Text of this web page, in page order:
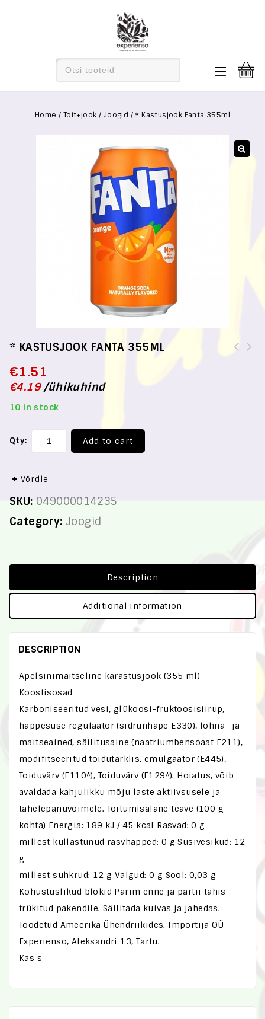
Home / Toit+jook / Joogid /* Kastusjook Fanta 355ml
* KASTUSJOOK FANTA 355ML
€1.51
€4.19 /ühikuhind
10 in stock
Qty: Add to cart
Võrdle
SKU: 049000014235
Category: Joogid
Description
Additional information
DESCRIPTION
Apelsinimaitseline karastusjook (355 ml)
Koostisosad
Karboniseeritud vesi, glükoosi-fruktoosisiirup,
happesuse regulaator (sidrunhape E330), lõhna- ja
maitseained, säilitusaine (naatriumbensoaat E211),
modifitseeritud toidutärklis, emulgaator (E445),
Toiduvärv (E110*), Toiduvärv (E129*). Hoiatus, võib
avaldada kahjulikku mõju laste aktiivsusele ja
tähelepanuvõimele. Toitumisalane teave (100 g
kohta) Energia: 189 kJ / 45 kcal Rasvad: 0 g
millest küllastunud rasvhapped: 0 g Süsivesikud: 12
g
millest suhkrud: 12 g Valgud: 0 g Sool: 0,03 g
Kohustuslikud blokid Parim enne ja partii tähis
trükitud pakendile. Säilitada kuivas ja jahedas.
Toodetud Ameerika Ühendriikides. Importija OÜ
Experienso, Aleksandri 13, Tartu.
Kas s